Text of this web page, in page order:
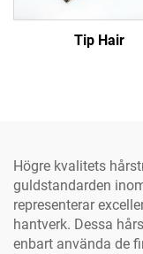
Tip Hair
Högre kvalitets
guldstandarden
representerar
hantverk. Dessa
enbart använda de